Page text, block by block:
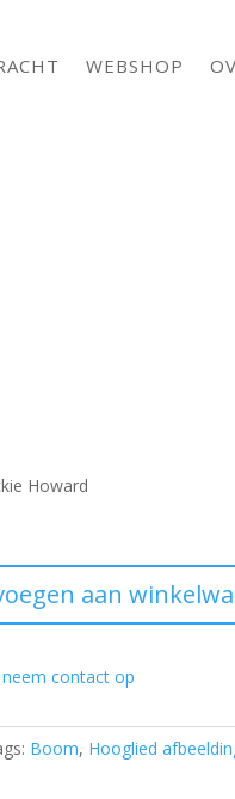
WEBSHOP
Howard
aan
neem contact op
Boom, Hooglied